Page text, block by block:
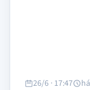
26/6 · 17:47